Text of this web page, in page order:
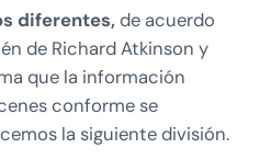
diferentes,de acuerdo
de Richard Atkinson y
que la información
conforme se
la siguiente división.